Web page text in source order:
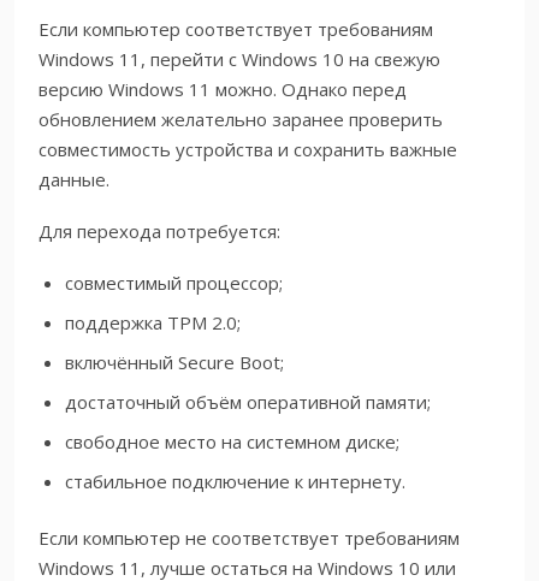
Если компьютер соответствует требованиям
Windows 11, перейти с Windows 10 на свежую
версию Windows 11 можно. Однако перед
обновлением желательно заранее проверить
совместимость устройства и сохранить важные
данные.
Для перехода потребуется:
совместимый процессор;
поддержка TPM 2.0;
включённый Secure Boot;
достаточный объём оперативной памяти;
свободное место на системном диске;
стабильное подключение к интернету.
Если компьютер не соответствует требованиям
Windows 11, лучше остаться на Windows 10 или